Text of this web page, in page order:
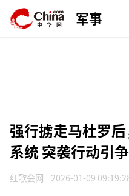
军事
强行掳走马杜罗
系统 突袭行动引
红歌会网 2026-01-09